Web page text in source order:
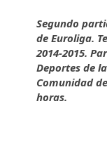
Segundo
de Euroliga.
2014-2015.
Deportes de la
Comunidad
horas.